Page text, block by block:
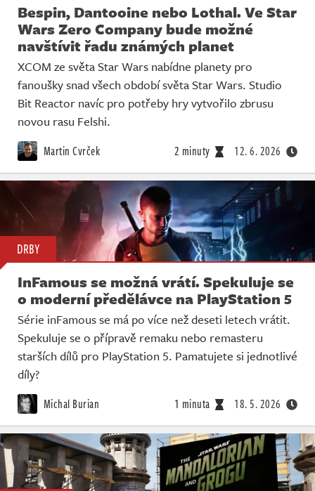
Bespin, Dantooine nebo Lothal. Ve Star
Wars Zero Company bude možné
navštívit řadu známých planet
XCOM ze světa Star Wars nabídne planety pro
fanoušky snad všech období světa Star Wars. Studio
Bit Reactor navíc pro potřeby hry vytvořilo zbrusu
novou rasu Felshi.
Martin Cvrček 2 minuty 12. 6. 2026
DRBY
InFamous se možná vrátí. Spekuluje se
o moderní předělávce na PlayStation 5
Série inFamous se má po více než deseti letech vrátit.
Spekuluje se o přípravě remaku nebo remasteru
starších dílů pro PlayStation 5. Pamatujete si jednotlivé
díly?
Michal Burian 1 minuta 18. 5. 2026